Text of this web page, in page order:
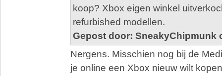
koop? Xbox eigen winkel
refurbished modellen.
Gepost door: SneakyChipmunk
Nergens. Misschien nog bij de
je online een Xbox nieuw wilt